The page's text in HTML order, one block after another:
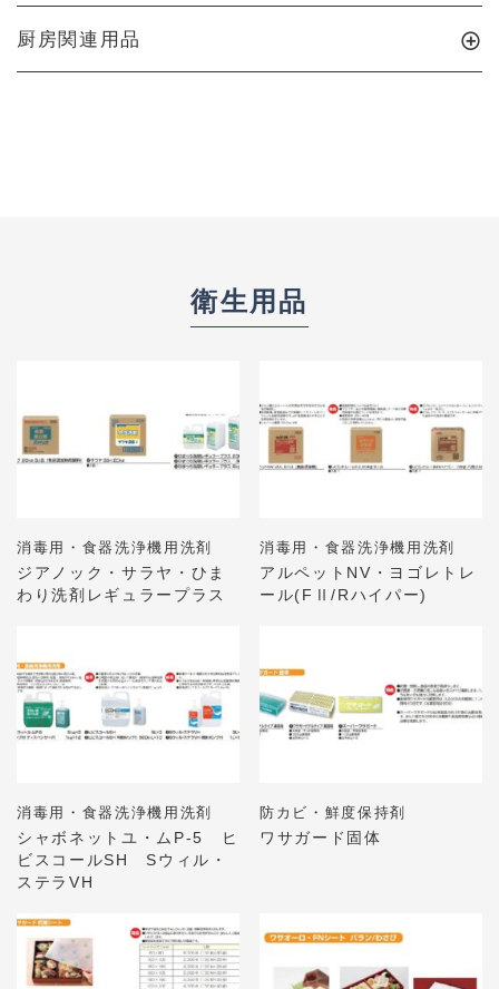
厨房関連用品
衛生用品
消毒用・食器洗浄機用洗剤
ジアノック・サラヤ・ひま
わり洗剤レギュラープラス
消毒用・食器洗浄機用洗剤
アルペットNV・ヨゴレトレ
ール(FⅡ/Rハイパー)
消毒用・食器洗浄機用洗剤
シャボネットユ・ムP-5 ヒ
ビスコールSH Sウィル・
ステラVH
防カビ・鮮度保持剤
ワサガード固体